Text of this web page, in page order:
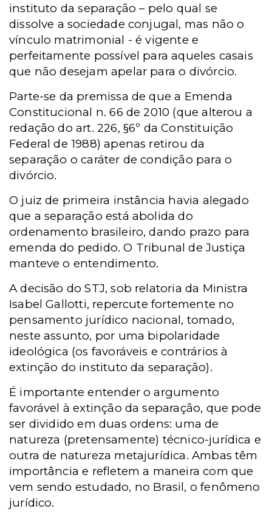
instituto da separação – pelo qual se
dissolve a sociedade conjugal, mas não o
vínculo matrimonial - é vigente e
perfeitamente possível para aqueles casais
que não desejam apelar para o divórcio.
Parte-se da premissa de que a Emenda
Constitucional n. 66 de 2010 (que alterou a
redação do art. 226, §6º da Constituição
Federal de 1988) apenas retirou da
separação o caráter de condição para o
divórcio.
O juiz de primeira instância havia alegado
que a separação está abolida do
ordenamento brasileiro, dando prazo para
emenda do pedido. O Tribunal de Justiça
manteve o entendimento.
A decisão do STJ, sob relatoria da Ministra
Isabel Gallotti, repercute fortemente no
pensamento jurídico nacional, tomado,
neste assunto, por uma bipolaridade
ideológica (os favoráveis e contrários à
extinção do instituto da separação).
É importante entender o argumento
favorável à extinção da separação, que pode
ser dividido em duas ordens: uma de
natureza (pretensamente) técnico-jurídica e
outra de natureza metajurídica. Ambas têm
importância e refletem a maneira com que
vem sendo estudado, no Brasil, o fenômeno
jurídico.